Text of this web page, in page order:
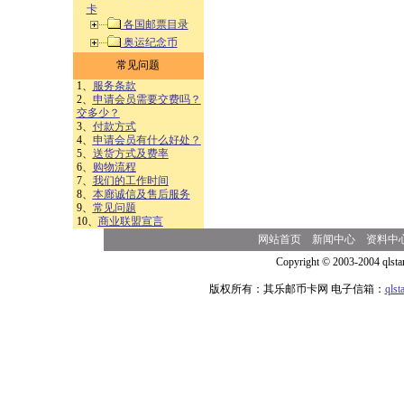
卡
各国邮票目录
奥运纪念币
常见问题
1、
服务条款
2、 申请会员需要交费吗？
交多少？
3、 付款方式
4、 申请会员有什么好处？
5、 送货方式及费率
6、
购物流程
7、 我们的工作时间
8、 本廊诚信及售后服务
9、 常见问题
10、 商业联盟宣言
网站首页 新闻中心
资料中
Copyright © 2003-2004
版权所有：其乐邮币卡网 电子信箱：